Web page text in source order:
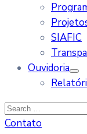
SIAFIC
Ouvidoria
Contato